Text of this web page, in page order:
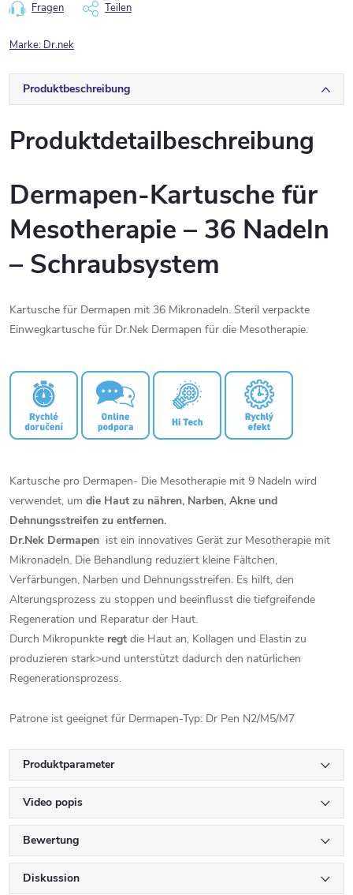
Fragen Teilen
Marke: Dr.nek
Produktbeschreibung
Produktdetailbeschreibung
Dermapen-Kartusche für
Mesotherapie – 36 Nadeln
– Schraubsystem
Kartusche für Dermapen mit 36 Mikronadeln. Steril verpackte
Einwegkartusche für Dr.Nek Dermapen für die Mesotherapie.
Kartusche pro Dermapen- Die Mesotherapie mit 9 Nadeln wird
verwendet, um die Haut zu nähren, Narben, Akne und
Dehnungsstreifen zu entfernen.
Dr.Nek Dermapen ist ein innovatives Gerät zur Mesotherapie mit
Mikronadeln. Die Behandlung reduziert kleine Fältchen,
Verfärbungen, Narben und Dehnungsstreifen. Es hilft, den
Alterungsprozess zu stoppen und beeinflusst die tiefgreifende
Regeneration und Reparatur der Haut.
Durch Mikropunkte regt die Haut an, Kollagen und Elastin zu
produzieren stark>und unterstützt dadurch den natürlichen
Regenerationsprozess.
Patrone ist geeignet für Dermapen-Typ: Dr Pen N2/M5/M7
Produktparameter
Video popis
Bewertung
Diskussion